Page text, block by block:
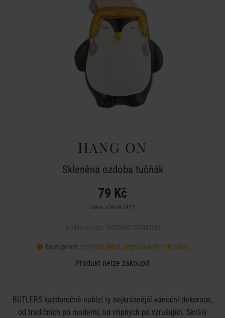
HANG ON
Skleněná ozdoba tučňák
79 Kč
cena včetně DPH
Dostupnost: centrální sklad, doprava nelze objednat
Produkt nelze zakoupit
BUTLERS každoročně nabízí ty nejkrásnější vánoční dekorace,
od tradičních po moderní, od vtipných po vzrušující. Skvělý